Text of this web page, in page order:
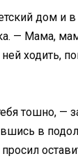
дом и в
— Мама,
ходить,
тошно, —
в